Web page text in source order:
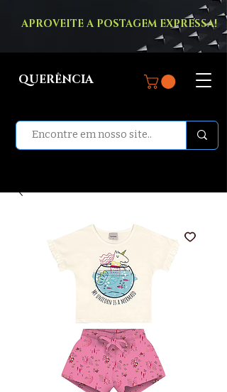
APROVEITE A POSTAGEM EXPRESSA!
QUERÊNCIA